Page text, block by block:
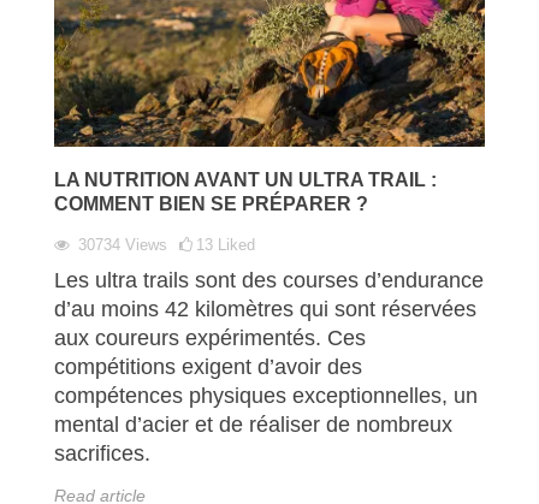
LA NUTRITION AVANT UN ULTRA TRAIL :
COMMENT BIEN SE PRÉPARER ?
30734 Views 13 Liked
Les ultra trails sont des courses d’endurance
d’au moins 42 kilomètres qui sont réservées
aux coureurs expérimentés. Ces
compétitions exigent d’avoir des
compétences physiques exceptionnelles, un
mental d’acier et de réaliser de nombreux
sacrifices.
Read article